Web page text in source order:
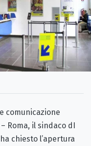
comunicazione
Roma, il sindaco dI
chiesto l’apertura